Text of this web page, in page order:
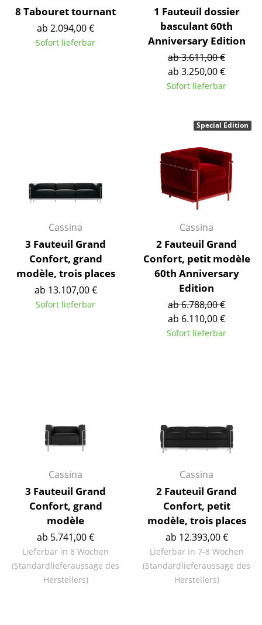
Stehleuchten & Leseleuchten
Bodenleuchten
Doppelbetten
Stapelbetten
Kinderbetten
Nachttische & Bettzubehör
... alle Betten
Vasen
Tabletts
Büroutensilien
Aufbewahrungsboxen
Decken
Kissen
Teppiche
8 Tabouret tournant
ab 2.094,00 €
Sofort lieferbar
1 Fauteuil dossier
basculant 60th
Anniversary Edition
ab 3.611,00 €
ab 3.250,00 €
Sofort lieferbar
Cassina
3 Fauteuil Grand
Confort, grand
modèle, trois places
ab 13.107,00 €
Sofort lieferbar
Cassina
2 Fauteuil Grand
Confort, petit modèle
60th Anniversary
Edition
ab 6.788,00 €
ab 6.110,00 €
Sofort lieferbar
Special Edition
Cassina
3 Fauteuil Grand
Confort, grand
modèle
ab 5.741,00 €
Lieferbar in 8 Wochen
(Standardlieferaussage des
Herstellers)
Cassina
2 Fauteuil Grand
Confort, petit
modèle, trois places
ab 12.393,00 €
Lieferbar in 7-8 Wochen
(Standardlieferaussage des
Herstellers)